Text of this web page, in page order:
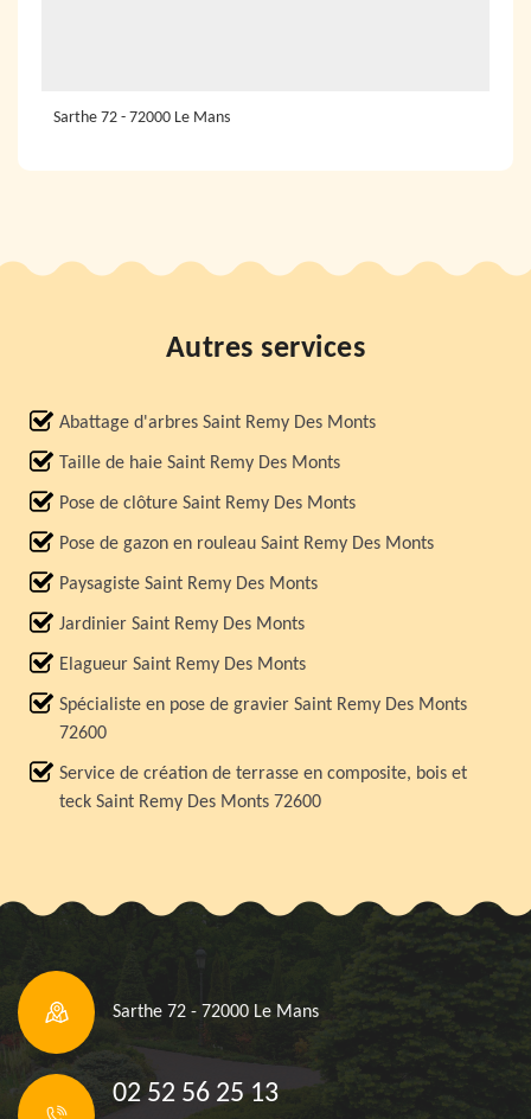
Sarthe 72 - 72000 Le Mans
Autres services
Abattage d'arbres Saint Remy Des Monts
Taille de haie Saint Remy Des Monts
Pose de clôture Saint Remy Des Monts
Pose de gazon en rouleau Saint Remy Des Monts
Paysagiste Saint Remy Des Monts
Jardinier Saint Remy Des Monts
Elagueur Saint Remy Des Monts
Spécialiste en pose de gravier Saint Remy Des Monts
72600
Service de création de terrasse en composite, bois et
teck Saint Remy Des Monts 72600
Sarthe 72 - 72000 Le Mans
02 52 56 25 13